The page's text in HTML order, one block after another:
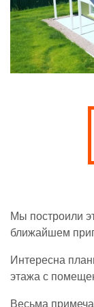
Мы построили
ближайшем
Интересна
этажа с